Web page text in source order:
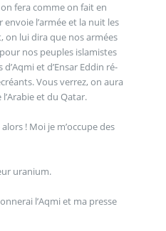
on fera comme on fait en
l’armée et la nuit les
on lui dira que nos armées
nos peuples islamistes
et d’Ensar Eddin ré-
Vous verrez, on aura
et du Qatar.
! Moi je m’occupe des
uranium.
l’Aqmi et ma presse